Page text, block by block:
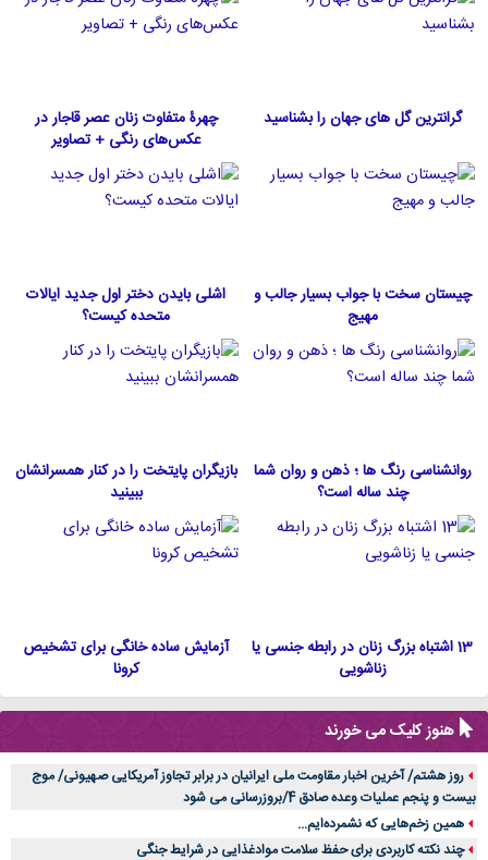
گرانترین گل های جهان را بشناسید
چهرۀ متفاوت زنان عصر قاجار در
عکس‌های رنگی + تصاویر
چیستان سخت با جواب بسیار جالب و
مهیج
اشلی بایدن دختر اول جدید ایالات
متحده كيست؟
روانشناسی رنگ ها ؛ ذهن و روان شما
چند ساله است؟
بازیگران پایتخت را در کنار همسرانشان
ببینید
13 اشتباه بزرگ زنان در رابطه جنسی یا
زناشویی
آزمایش ساده خانگی برای تشخیص
کرونا
هنوز کلیک می خورند
روز هشتم/ آخرین اخبار مقاومت ملی ایرانیان در برابر تجاوز آمریکایی صهیونی/ موج
بیست و پنجم عملیات وعده صادق 4/بروزرسانی می شود
همین زخم‌هایی که نشمرده‌ایم...
چند نکته کاربردی برای حفظ سلامت موادغذایی در شرایط جنگی